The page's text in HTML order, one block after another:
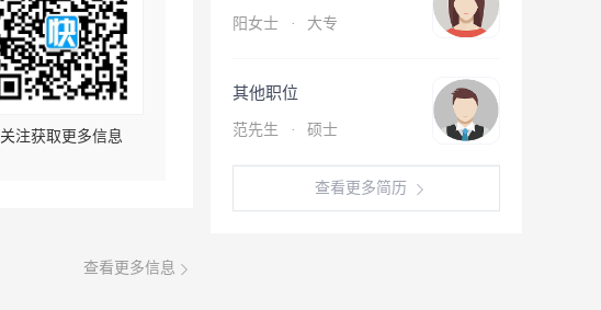
关注获取更多信息
查看更多信息
阳女士 · 大专
其他职位
范先生 · 硕士
查看更多简历